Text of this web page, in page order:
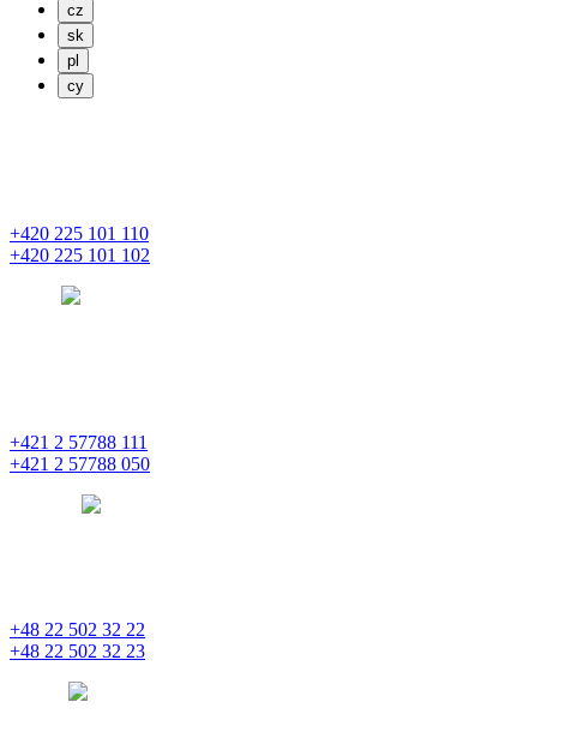
cz
sk
pl
cy
+420 225 101 110
+420 225 101 102
+421 2 57788 111
+421 2 57788 050
+48 22 502 32 22
+48 22 502 32 23